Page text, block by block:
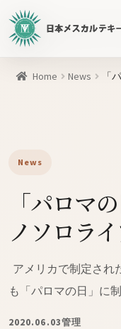
本
協
会
公
式
WEB
サ
イ
ト
商
すべての商品
メスカル
テキーラ
ソトル
Home News 「
News
「パロマ
ノソロラ
アメリカで制定され
も「パロマの日」に
2020.06.03管理